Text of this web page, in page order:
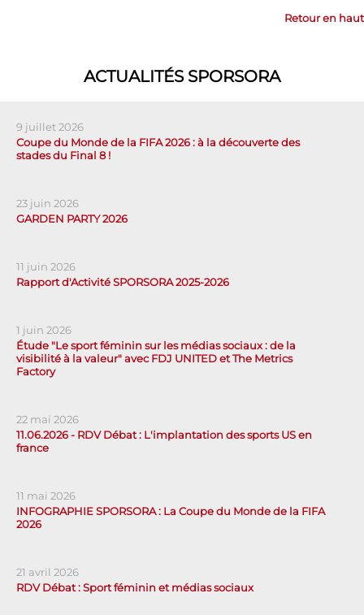
Retour en haut
ACTUALITÉS SPORSORA
9 juillet 2026
Coupe du Monde de la FIFA 2026 : à la découverte des
stades du Final 8 !
23 juin 2026
GARDEN PARTY 2026
11 juin 2026
Rapport d'Activité SPORSORA 2025-2026
1 juin 2026
Étude "Le sport féminin sur les médias sociaux : de la
visibilité à la valeur" avec FDJ UNITED et The Metrics
Factory
22 mai 2026
11.06.2026 - RDV Débat : L'implantation des sports US en
france
11 mai 2026
INFOGRAPHIE SPORSORA : La Coupe du Monde de la FIFA
2026
21 avril 2026
RDV Débat : Sport féminin et médias sociaux